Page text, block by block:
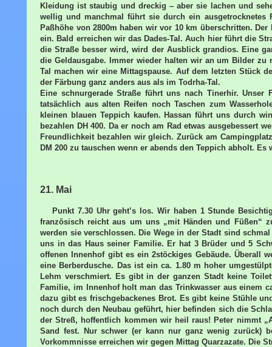
Kleidung ist staubig und dreckig – aber sie lachen und
wellig und manchmal führt sie durch ein ausgetrocknetes
Paßhöhe von 2800m haben wir vor 10 km überschritten.
ein. Bald erreichen wir das Dades-Tal. Auch hier führt die
die Straße besser wird, wird der Ausblick grandios. Eine
die Geldausgabe. Immer wieder halten wir an um Bilder
Tal machen wir eine Mittagspause. Auf dem letzten Stück
der Färbung ganz anders aus als im Todrha-Tal.
Eine schnurgerade Straße führt uns nach Tinerhir.
tatsächlich aus alten Reifen noch Taschen zum
kleinen blauen Teppich kaufen. Hassan führt uns durch
bezahlen DH 400. Da er noch am Rad etwas ausgebessert
Freundlichkeit bezahlen wir gleich. Zurück am
DM 200 zu tauschen wenn er abends den Teppich abholt.
21. Mai
Punkt 7.30 Uhr geht’s los. Wir haben 1 Stunde
französisch reicht aus um uns „mit Händen und Füßen“
werden sie verschlossen. Die Wege in der Stadt sind
uns in das Haus seiner Familie. Er hat 3 Brüder und 5
offenen Innenhof gibt es ein 2stöckiges Gebäude. Überall
eine Berberdusche. Das ist ein ca. 1.80 m hoher
Lehm verschmiert. Es gibt in der ganzen Stadt keine
Familie, im Innenhof holt man das Trinkwasser aus einem
dazu gibt es frischgebackenes Brot. Es gibt keine Stühle
noch durch den Neubau geführt, hier befinden sich die
der Streß, hoffentlich kommen wir heil raus! Peter nimmt
Sand fest. Nur schwer (er kann nur ganz wenig zurück)
Vorkommnisse erreichen wir gegen Mittag Quarzazate. Die